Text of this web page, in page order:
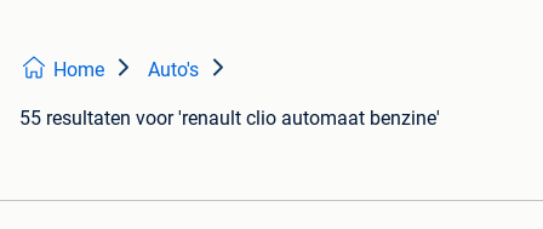
Home Auto's
55 resultaten voor 'renault clio automaat benzine'